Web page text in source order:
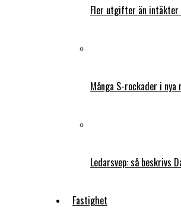
Fler utgifter än intäkter
Många S-rockader i nya
Ledarsvep: så beskrivs
Fastighet